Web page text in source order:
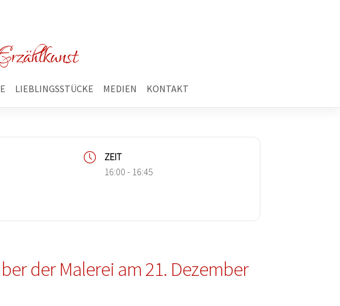
LIEBLINGSSTÜCKE MEDIEN KONTAKT
ZEIT
16:00 - 16:45
der Malerei am 21. Dezember